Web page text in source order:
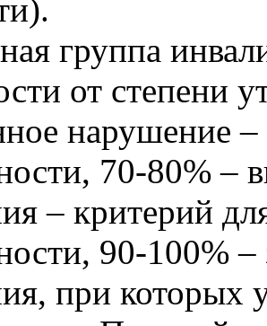
группа
от степени
нарушение
70-80% –
– критерий
90-100%
при которых